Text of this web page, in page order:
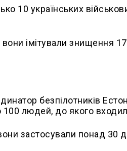
10 українських
імітували знищення
безпілотників
людей, до якого
застосували понад